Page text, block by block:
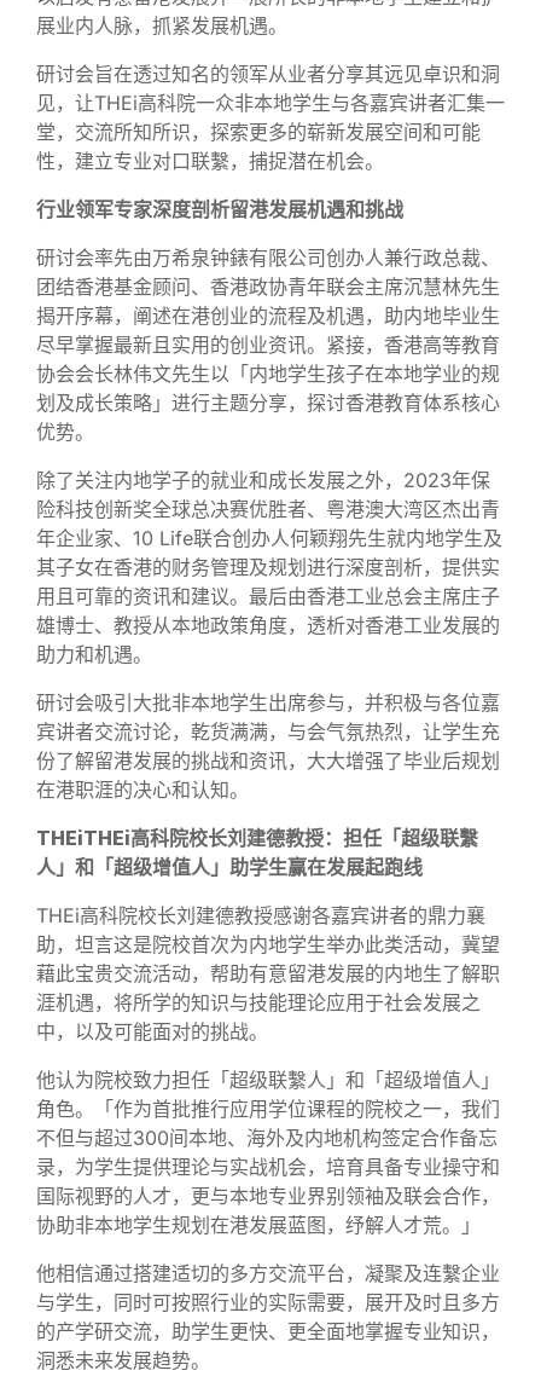
展业内人脉，抓紧发展机遇。
研讨会旨在透过知名的领军从业者分享其远见卓识和洞
见，让THEi高科院一众非本地学生与各嘉宾讲者汇集一
堂，交流所知所识，探索更多的崭新发展空间和可能
性，建立专业对口联繫，捕捉潜在机会。
行业领军专家深度剖析留港发展机遇和挑战
研讨会率先由万希泉钟錶有限公司创办人兼行政总裁、
团结香港基金顾问、香港政协青年联会主席沉慧林先生
揭开序幕，阐述在港创业的流程及机遇，助内地毕业生
尽早掌握最新且实用的创业资讯。紧接，香港高等教育
协会会长林伟文先生以「内地学生孩子在本地学业的规
划及成长策略」进行主题分享，探讨香港教育体系核心
优势。
除了关注内地学子的就业和成长发展之外，2023年保
险科技创新奖全球总决赛优胜者、粤港澳大湾区杰出青
年企业家、10 Life联合创办人何颖翔先生就内地学生及
其子女在香港的财务管理及规划进行深度剖析，提供实
用且可靠的资讯和建议。最后由香港工业总会主席庄子
雄博士、教授从本地政策角度，透析对香港工业发展的
助力和机遇。
研讨会吸引大批非本地学生出席参与，并积极与各位嘉
宾讲者交流讨论，乾货满满，与会气氛热烈，让学生充
份了解留港发展的挑战和资讯，大大增强了毕业后规划
在港职涯的决心和认知。
THEiTHEi高科院校长刘建德教授：担任「超级联繫
人」和 「超级增值人」 助学生赢在发展起跑线
THEi高科院校长刘建德教授感谢各嘉宾讲者的鼎力襄
助，坦言这是院校首次为内地学生举办此类活动，冀望
藉此宝贵交流活动，帮助有意留港发展的内地生了解职
涯机遇，将所学的知识与技能理论应用于社会发展之
中，以及可能面对的挑战。
他认为院校致力担任「超级联繫人」和「超级增值人」
角色。「作为首批推行应用学位课程的院校之一，我们
不但与超过300间本地、海外及内地机构签定合作备忘
录，为学生提供理论与实战机会，培育具备专业操守和
国际视野的人才，更与本地专业界别领袖及联会合作，
协助非本地学生规划在港发展蓝图，纾解人才荒。」
他相信通过搭建适切的多方交流平台，凝聚及连繫企业
与学生，同时可按照行业的实际需要，展开及时且多方
的产学研交流，助学生更快、更全面地掌握专业知识，
洞悉未来发展趋势。